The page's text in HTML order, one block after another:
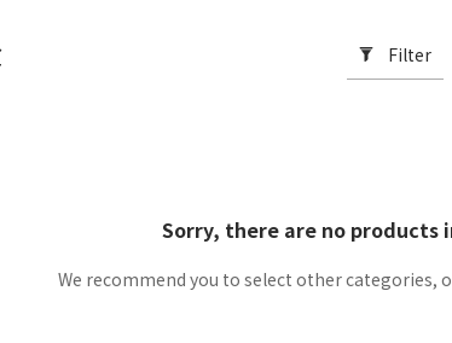
Filter
Sorry, there are no products
We recommend you to select other categories,